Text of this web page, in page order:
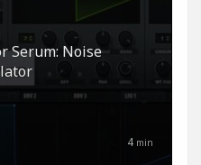
Serum: Noise
4 min